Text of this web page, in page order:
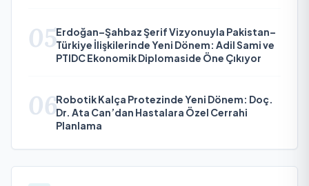
05Erdoğan–Şahbaz Şerif Vizyonuyla Pakistan–
Türkiye İlişkilerinde Yeni Dönem: Adil Sami ve
PTIDC Ekonomik Diplomaside Öne Çıkıyor
06Robotik Kalça Protezinde Yeni Dönem: Doç.
Dr. Ata Can’dan Hastalara Özel Cerrahi
Planlama